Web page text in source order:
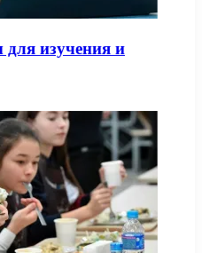
изучения и